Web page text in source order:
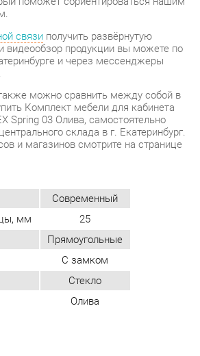
можно сравнить между собой в
Комплект мебели для кабинета
Spring 03 Олива, самостоятельно
склада в г. Екатеринбург.
и магазинов смотрите на странице
Современный
мм
25
Прямоугольные
Олива
первым своим мнением.
ОТЗЫВ